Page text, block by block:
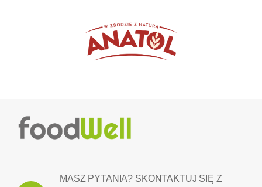
MASZ PYTANIA? SKONTAKTUJ SIĘ Z